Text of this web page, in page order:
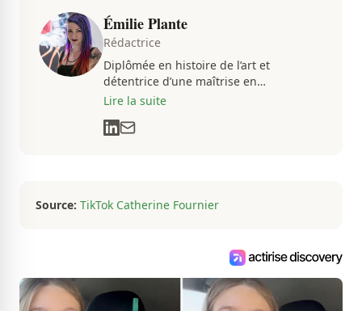
Émilie Plante
Rédactrice
Diplômée en histoire de l’art et
détentrice d’une maîtrise en
muséologie, Émilie gravite dans
communications depuis près de deux
Lire la suite
Source: TikTok Catherine Fournier